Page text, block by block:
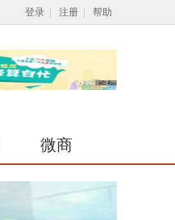
登录 注册 帮助
微商